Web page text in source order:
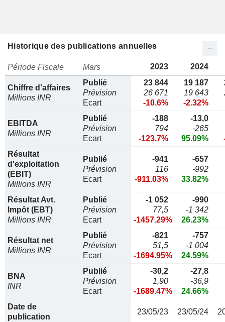
Historique des publications annuelles
Période Fiscale Mars 2023 2024
Chiffre d'affaires
Millions INR
Publié
Prévision
Ecart
23 844
26 671
-10.6%
19 187
19 643
-2.32%
EBITDA
Millions INR
Publié
Prévision
Ecart
-188
794
-123.7%
-13,0
-265
95.09%
Résultat
d'exploitation
(EBIT)
Millions INR
Publié
Prévision
Ecart
-941
116
-911.03%
-657
-992
33.82%
Résultat Avt.
Impôt (EBT)
Millions INR
Publié
Prévision
Ecart
-1 052
77,5
-1457.29%
-990
-1 342
26.23%
Résultat net
Millions INR
Publié
Prévision
Ecart
-821
51,5
-1694.95%
-757
-1 004
24.59%
BNA
INR
Publié
Prévision
Ecart
-30,2
1,90
-1689.47%
-27,8
-36,9
24.66%
Date de
publication
23/05/23 23/05/24